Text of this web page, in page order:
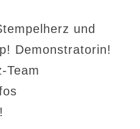
und
Demonstratorin!
Team